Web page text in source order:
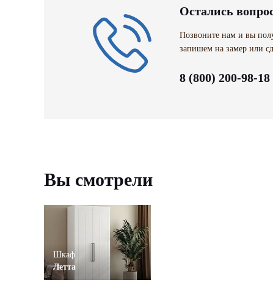
Остались
Позвоните нам и вы
запишем на замер или
8 (800) 200-98-18
Вы смотрели
Шкаф
Летта